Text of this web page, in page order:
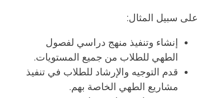
على سبيل المثال:
إنشاء وتنفيذ منهج دراسي لفصول
الطهي للطلاب من جميع المستويات.
قدم التوجيه والإرشاد للطلاب في تنفيذ
مشاريع الطهي الخاصة بهم.